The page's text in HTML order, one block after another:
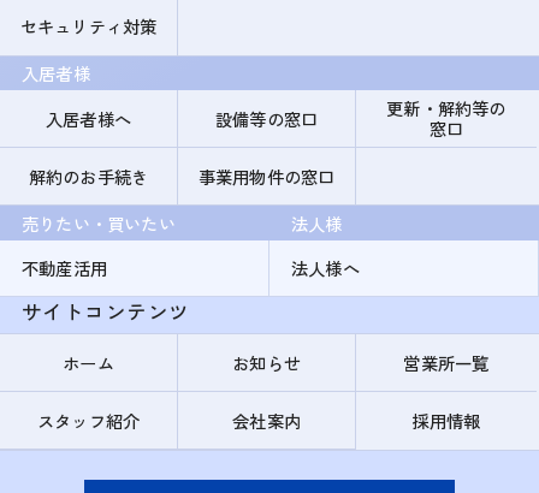
セキュリティ対策
入居者様
入居者様へ
設備等の窓口
更新・解約等の
窓口
解約のお手続き
事業用物件の窓口
売りたい・買いたい
不動産活用
法人様
法人様へ
サイトコンテンツ
ホーム お知らせ 営業所一覧
スタッフ紹介 会社案内 採用情報